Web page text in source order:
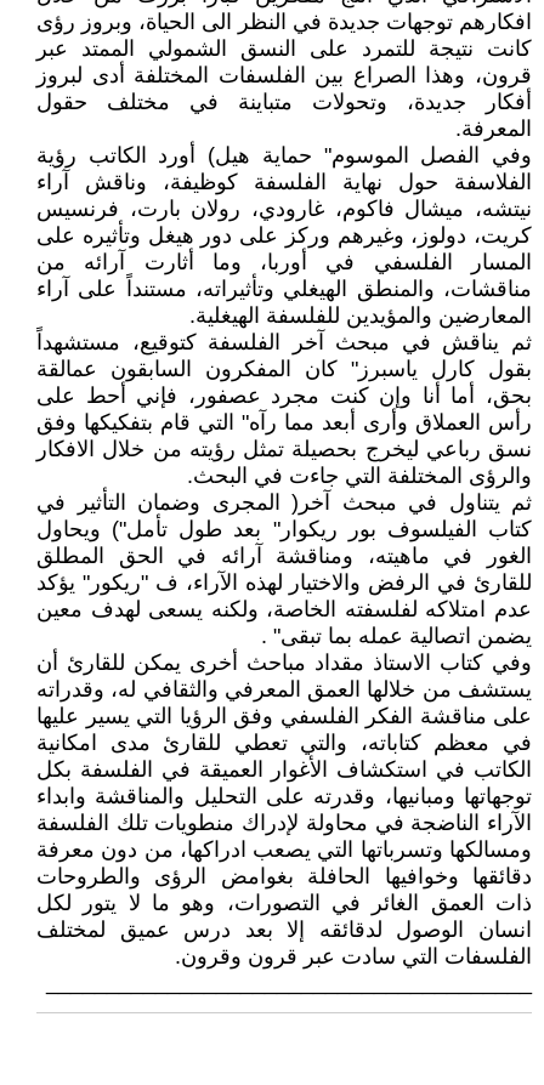
افكارهم توجهات جديدة في النظر الى الحياة، وبروز رؤى
كانت نتيجة للتمرد على النسق الشمولي الممتد عبر
قرون، وهذا الصراع بين الفلسفات المختلفة أدى لبروز
أفكار جديدة، وتحولات متباينة في مختلف حقول
المعرفة.
وفي الفصل الموسوم" حماية هيل) أورد الكاتب رؤية
الفلاسفة حول نهاية الفلسفة كوظيفة، وناقش آراء
نيتشه، ميشال فاكوم، غارودي، رولان بارت، فرنسيس
كريت، دولوز، وغيرهم وركز على دور هيغل وتأثيره على
المسار الفلسفي في أوربا، وما أثارت آرائه من
مناقشات، والمنطق الهيغلي وتأثيراته، مستنداً على آراء
المعارضين والمؤيدين للفلسفة الهيغلية.
ثم يناقش في مبحث آخر الفلسفة كتوقيع، مستشهداً
بقول كارل ياسبرز" كان المفكرون السابقون عمالقة
بحق، أما أنا وإن كنت مجرد عصفور، فإني أحط على
رأس العملاق وأرى أبعد مما رآه" التي قام بتفكيكها وفق
نسق رباعي ليخرج بحصيلة تمثل رؤيته من خلال الافكار
والرؤى المختلفة التي جاءت في البحث.
ثم يتناول في مبحث آخر( المجرى وضمان التأثير في
كتاب الفيلسوف بور ريكوار" بعد طول تأمل") ويحاول
الغور في ماهيته، ومناقشة آرائه في الحق المطلق
للقارئ في الرفض والاختيار لهذه الآراء، ف "ريكور" يؤكد
عدم امتلاكه لفلسفته الخاصة، ولكنه يسعى لهدف معين
يضمن اتصالية عمله بما تبقى" .
وفي كتاب الاستاذ مقداد مباحث أخرى يمكن للقارئ أن
يستشف من خلالها العمق المعرفي والثقافي له، وقدراته
على مناقشة الفكر الفلسفي وفق الرؤيا التي يسير عليها
في معظم كتاباته، والتي تعطي للقارئ مدى امكانية
الكاتب في استكشاف الأغوار العميقة في الفلسفة بكل
توجهاتها ومبانيها، وقدرته على التحليل والمناقشة وابداء
الآراء الناضجة في محاولة لإدراك منطويات تلك الفلسفة
ومسالكها وتسرباتها التي يصعب ادراكها، من دون معرفة
دقائقها وخوافيها الحافلة بغوامض الرؤى والطروحات
ذات العمق الغائر في التصورات، وهو ما لا يتور لكل
انسان الوصول لدقائقه إلا بعد درس عميق لمختلف
الفلسفات التي سادت عبر قرون وقرون.